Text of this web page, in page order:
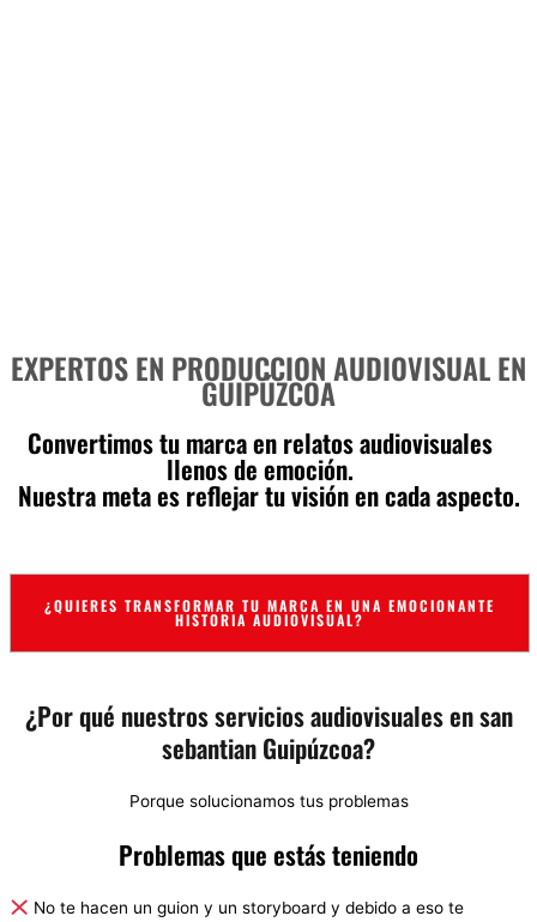
EXPERTOS EN PRODUCCION AUDIOVISUAL EN
GUIPÚZCOA
Convertimos tu marca en relatos audiovisuales
llenos de emoción.
Nuestra meta es reflejar tu visión en cada aspecto.
¿QUIERES TRANSFORMAR TU MARCA EN UNA EMOCIONANTE
HISTORIA AUDIOVISUAL?
¿Por qué nuestros servicios audiovisuales en san
sebantian Guipúzcoa?
Porque solucionamos tus problemas
Problemas que estás teniendo
No te hacen un guion y un storyboard y debido a eso te